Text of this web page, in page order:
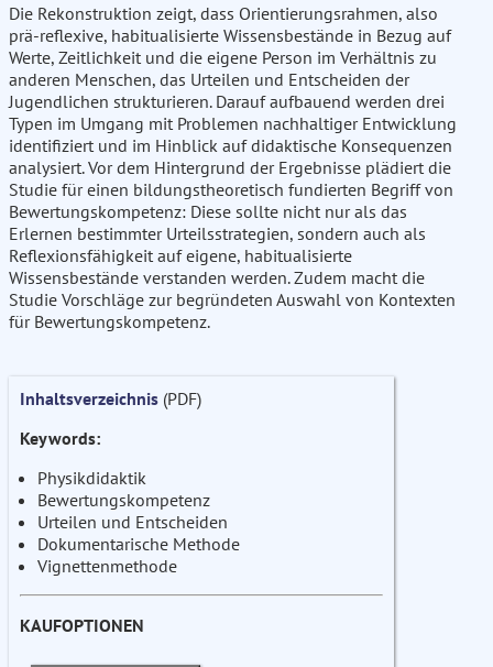
Die Rekonstruktion zeigt, dass Orientierungsrahmen, also
prä-reflexive, habitualisierte Wissensbestände in Bezug auf
Werte, Zeitlichkeit und die eigene Person im Verhältnis zu
anderen Menschen, das Urteilen und Entscheiden der
Jugendlichen strukturieren. Darauf aufbauend werden drei
Typen im Umgang mit Problemen nachhaltiger Entwicklung
identifiziert und im Hinblick auf didaktische Konsequenzen
analysiert. Vor dem Hintergrund der Ergebnisse plädiert die
Studie für einen bildungstheoretisch fundierten Begriff von
Bewertungskompetenz: Diese sollte nicht nur als das
Erlernen bestimmter Urteilsstrategien, sondern auch als
Reflexionsfähigkeit auf eigene, habitualisierte
Wissensbestände verstanden werden. Zudem macht die
Studie Vorschläge zur begründeten Auswahl von Kontexten
für Bewertungskompetenz.
Inhaltsverzeichnis (PDF)
Keywords:
Physikdidaktik
Bewertungskompetenz
Urteilen und Entscheiden
Dokumentarische Methode
Vignettenmethode
KAUFOPTIONEN